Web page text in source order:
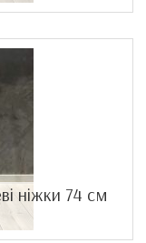
ніжки 74 см